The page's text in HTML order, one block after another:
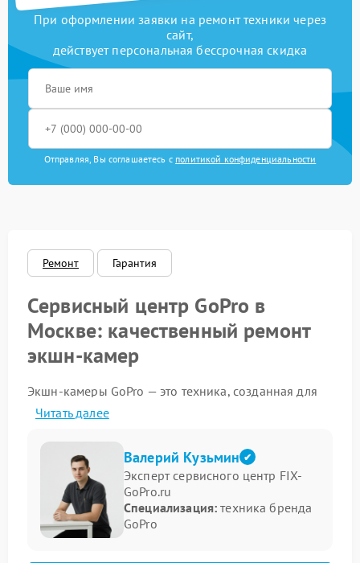
При оформлении заявки на ремонт техники через
сайт,
действует персональная бессрочная скидка
Отправляя, Вы соглашаетесь с политикой конфиденциальности
Ремонт Гарантия
Сервисный центр GoPro в
Москве: качественный ремонт
экшн-камер
Экшн-камеры GoPro — это техника, созданная для
экстремальных условий, но даже такие надёжные
устройства могуть выходить из строя: внезапно
последствий падений. Наш сервисный центр GoPro
в Москве предлагает профессиональный ремонт
любых моделей камер — от HERO до MAX.
Какие устройства GoPro мы
ремонтируем
Читать далее
Валерий Кузьмин
Эксперт сервисного центр FIX-
GoPro.ru
Специализация: техника бренда
GoPro